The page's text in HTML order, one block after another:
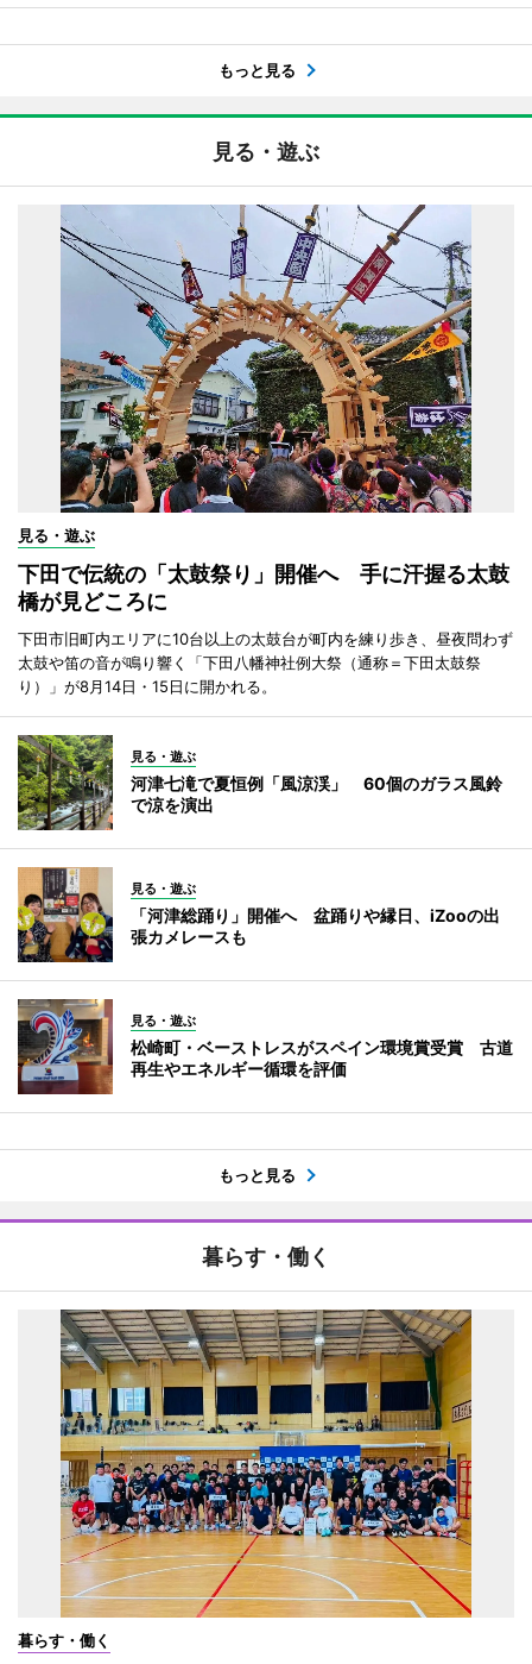
もっと見る
見る・遊ぶ
見る・遊ぶ
下田で伝統の「太鼓祭り」開催へ 手に汗握る太鼓
橋が見どころに
下田市旧町内エリアに10台以上の太鼓台が町内を練り歩き、昼夜問わず
太鼓や笛の音が鳴り響く「下田八幡神社例大祭（通称＝下田太鼓祭
り）」が8月14日・15日に開かれる。
見る・遊ぶ
河津七滝で夏恒例「風涼渓」 60個のガラス風鈴
で涼を演出
見る・遊ぶ
「河津総踊り」開催へ 盆踊りや縁日、iZooの出
張カメレースも
見る・遊ぶ
松崎町・ベーストレスがスペイン環境賞受賞 古道
再生やエネルギー循環を評価
もっと見る
暮らす・働く
暮らす・働く